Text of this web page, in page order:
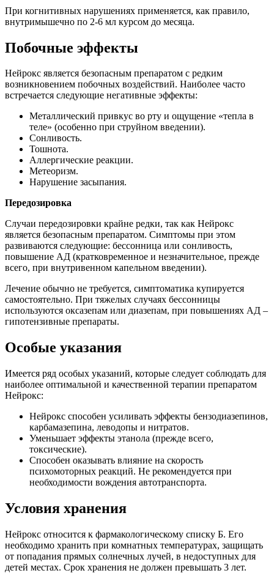
При когнитивных нарушениях применяется, как правило,
внутримышечно по 2-6 мл курсом до месяца.
Побочные эффекты
Нейрокс является безопасным препаратом с редким
возникновением побочных воздействий. Наиболее часто
встречается следующие негативные эффекты:
Металлический привкус во рту и ощущение «тепла в
теле» (особенно при струйном введении).
Сонливость.
Тошнота.
Аллергические реакции.
Метеоризм.
Нарушение засыпания.
Передозировка
Случаи передозировки крайне редки, так как Нейрокс
является безопасным препаратом. Симптомы при этом
развиваются следующие: бессонница или сонливость,
повышение АД (кратковременное и незначительное, прежде
всего, при внутривенном капельном введении).
Лечение обычно не требуется, симптоматика купируется
самостоятельно. При тяжелых случаях бессонницы
используются оксазепам или диазепам, при повышениях АД –
гипотензивные препараты.
Особые указания
Имеется ряд особых указаний, которые следует соблюдать для
наиболее оптимальной и качественной терапии препаратом
Нейрокс:
Нейрокс способен усиливать эффекты бензодиазепинов,
карбамазепина, леводопы и нитратов.
Уменьшает эффекты этанола (прежде всего,
токсические).
Способен оказывать влияние на скорость
психомоторных реакций. Не рекомендуется при
необходимости вождения автотранспорта.
Условия хранения
Нейрокс относится к фармакологическому списку Б. Его
необходимо хранить при комнатных температурах, защищать
от попадания прямых солнечных лучей, в недоступных для
детей местах. Срок хранения не должен превышать 3 лет.